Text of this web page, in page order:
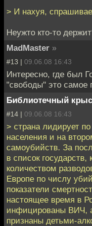
> И нахуя,
Неужто кто-то
MadMaster »
#13 | 09.06.08 16:43
Интересно, где был
"свободы" это самое
Библиотечный
#14 | 09.06.08 16:43
> страна лидирует
населения и на
самоубийств. За
в список
количеством
Европе по числу
показатели
настоящее время в
инфицированы ВИЧ,
признаны детьми-